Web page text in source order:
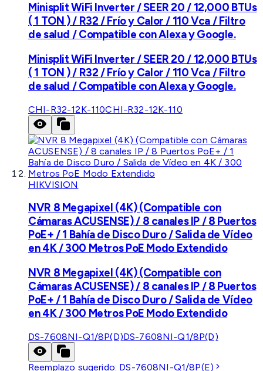
Minisplit WiFi Inverter / SEER 20 / 12,000 BTUs
( 1 TON ) / R32 / Frío y Calor / 110 Vca / Filtro
de salud / Compatible con Alexa y Google.
Minisplit WiFi Inverter / SEER 20 / 12,000 BTUs
( 1 TON ) / R32 / Frío y Calor / 110 Vca / Filtro
de salud / Compatible con Alexa y Google.
CHI-R32-12K-110CHI-R32-12K-110
HIKVISION
NVR 8 Megapixel (4K) (Compatible con
Cámaras ACUSENSE) / 8 canales IP / 8 Puertos
PoE+ / 1 Bahía de Disco Duro / Salida de Vídeo
en 4K / 300 Metros PoE Modo Extendido
NVR 8 Megapixel (4K) (Compatible con
Cámaras ACUSENSE) / 8 canales IP / 8 Puertos
PoE+ / 1 Bahía de Disco Duro / Salida de Vídeo
en 4K / 300 Metros PoE Modo Extendido
DS-7608NI-Q1/8P(D)DS-7608NI-Q1/8P(D)
Reemplazo sugerido: DS-7608NI-Q1/8P(E)